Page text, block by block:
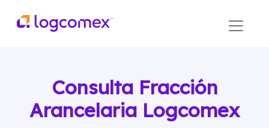
Consulta Fracción
Arancelaria Logcomex